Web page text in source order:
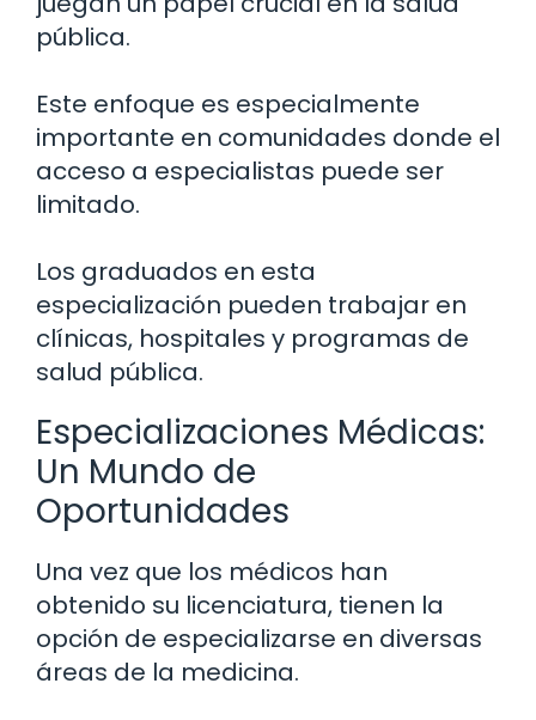
pública.
Este enfoque es especialmente
importante en comunidades donde el
acceso a especialistas puede ser
limitado.
Los graduados en esta
especialización pueden trabajar en
clínicas, hospitales y programas de
salud pública.
Especializaciones Médicas:
Un Mundo de
Oportunidades
Una vez que los médicos han
obtenido su licenciatura, tienen la
opción de especializarse en diversas
áreas de la medicina.